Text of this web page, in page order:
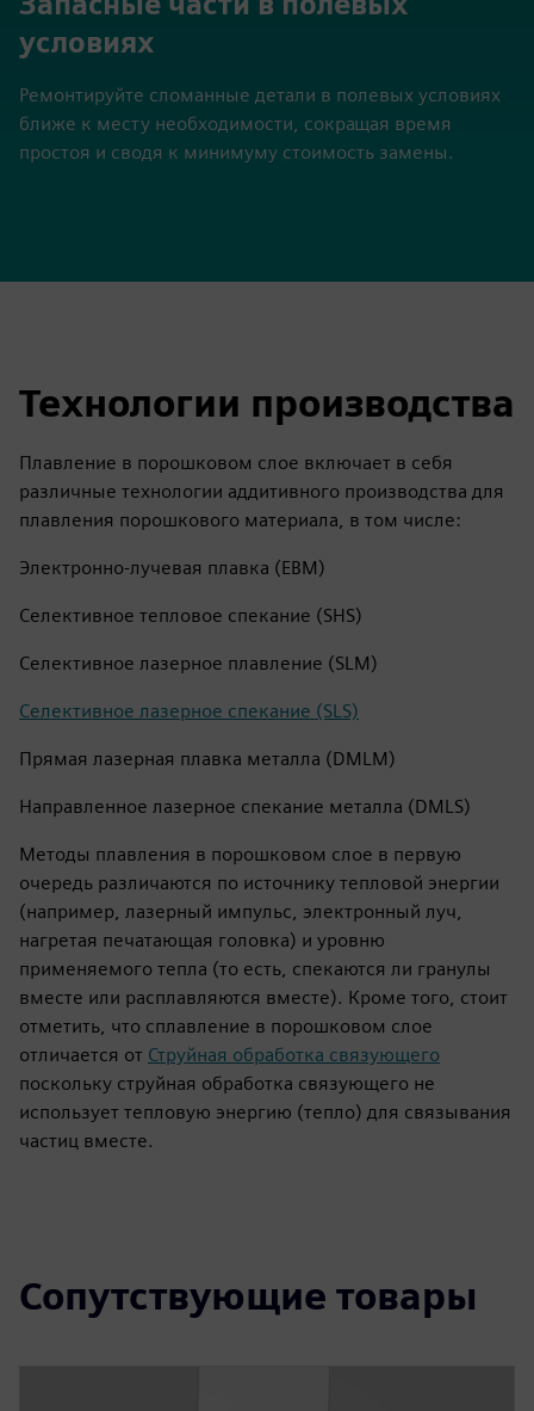
условиях
Ремонтируйте сломанные детали в полевых условиях
ближе к месту необходимости, сокращая время
простоя и сводя к минимуму стоимость замены.
Технологии производства
Плавление в порошковом слое включает в себя
различные технологии аддитивного производства для
плавления порошкового материала, в том числе:
Электронно-лучевая плавка (EBM)
Селективное тепловое спекание (SHS)
Селективное лазерное плавление (SLM)
Селективное лазерное спекание (SLS)
Прямая лазерная плавка металла (DMLM)
Направленное лазерное спекание металла (DMLS)
Методы плавления в порошковом слое в первую
очередь различаются по источнику тепловой энергии
(например, лазерный импульс, электронный луч,
нагретая печатающая головка) и уровню
применяемого тепла (то есть, спекаются ли гранулы
вместе или расплавляются вместе). Кроме того, стоит
отметить, что сплавление в порошковом слое
отличается от Струйная обработка связующего
поскольку струйная обработка связующего не
использует тепловую энергию (тепло) для связывания
частиц вместе.
Сопутствующие товары